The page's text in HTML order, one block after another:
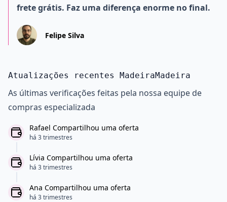
frete grátis. Faz uma diferença enorme no final.
Felipe Silva
Atualizações recentes MadeiraMadeira
As últimas verificações feitas pela nossa equipe de
compras especializada
Rafael Compartilhou uma oferta
há 3 trimestres
Lívia Compartilhou uma oferta
há 3 trimestres
Ana Compartilhou uma oferta
há 3 trimestres